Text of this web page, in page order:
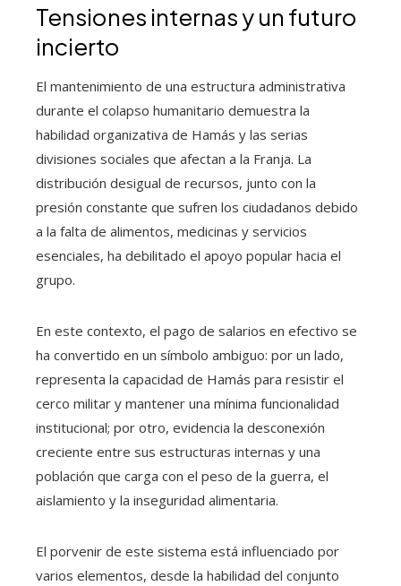
Tensiones internas y un futuro
incierto
El mantenimiento de una estructura administrativa
durante el colapso humanitario demuestra la
habilidad organizativa de Hamás y las serias
divisiones sociales que afectan a la Franja. La
distribución desigual de recursos, junto con la
presión constante que sufren los ciudadanos debido
a la falta de alimentos, medicinas y servicios
esenciales, ha debilitado el apoyo popular hacia el
grupo.
En este contexto, el pago de salarios en efectivo se
ha convertido en un símbolo ambiguo: por un lado,
representa la capacidad de Hamás para resistir el
cerco militar y mantener una mínima funcionalidad
institucional; por otro, evidencia la desconexión
creciente entre sus estructuras internas y una
población que carga con el peso de la guerra, el
aislamiento y la inseguridad alimentaria.
El porvenir de este sistema está influenciado por
varios elementos, desde la habilidad del conjunto